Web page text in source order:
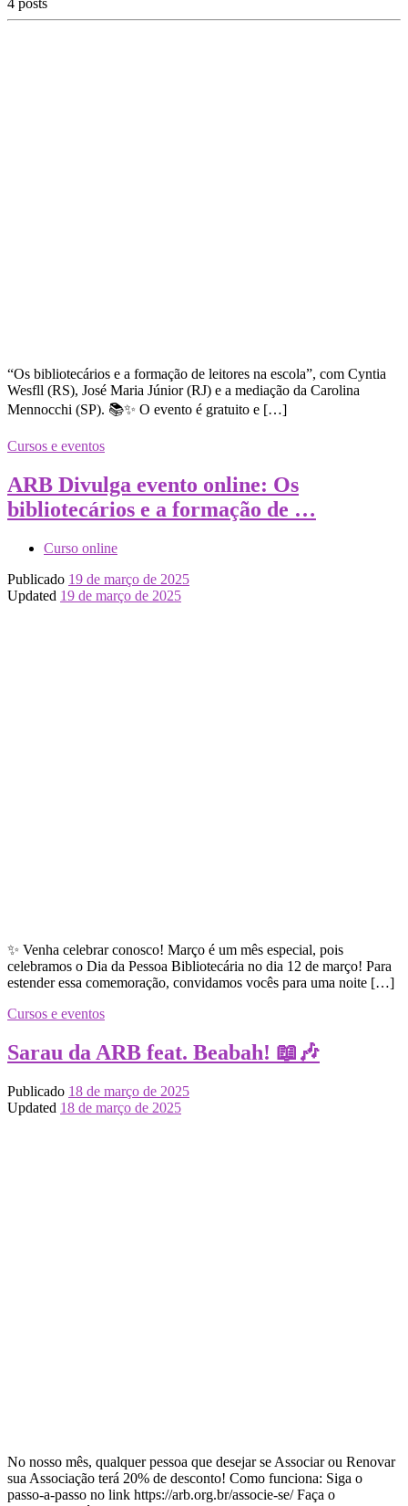
4 posts
“Os bibliotecários e a formação de leitores na escola”, com Cyntia
Wesfll (RS), José Maria Júnior (RJ) e a mediação da Carolina
Mennocchi (SP). 📚✨ O evento é gratuito e […]
Cursos e eventos
ARB Divulga evento online: Os
bibliotecários e a formação de …
Curso online
Publicado 19 de março de 2025
Updated 19 de março de 2025
✨ Venha celebrar conosco! Março é um mês especial, pois
celebramos o Dia da Pessoa Bibliotecária no dia 12 de março! Para
estender essa comemoração, convidamos vocês para uma noite […]
Cursos e eventos
Sarau da ARB feat. Beabah! 📖🎶
Publicado 18 de março de 2025
Updated 18 de março de 2025
No nosso mês, qualquer pessoa que desejar se Associar ou Renovar
sua Associação terá 20% de desconto! Como funciona: Siga o
passo-a-passo no link https://arb.org.br/associe-se/ Faça o